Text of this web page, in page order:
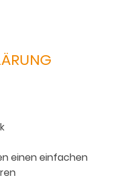
einen einfachen